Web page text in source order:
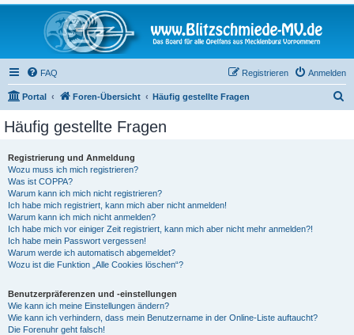
FAQ Anmelden
Registrieren
Portal Foren-Übersicht Häufig gestellte Fragen
Häufig gestellte Fragen
Registrierung und Anmeldung
Wozu muss ich mich registrieren?
Was ist COPPA?
Warum kann ich mich nicht registrieren?
Ich habe mich registriert, kann mich aber nicht anmelden!
Warum kann ich mich nicht anmelden?
Ich habe mich vor einiger Zeit registriert, kann mich aber nicht mehr anmelden?!
Ich habe mein Passwort vergessen!
Warum werde ich automatisch abgemeldet?
Wozu ist die Funktion „Alle Cookies löschen“?
Benutzerpräferenzen und -einstellungen
Wie kann ich meine Einstellungen ändern?
Wie kann ich verhindern, dass mein Benutzername in der Online-Liste auftaucht?
Die Forenuhr geht falsch!